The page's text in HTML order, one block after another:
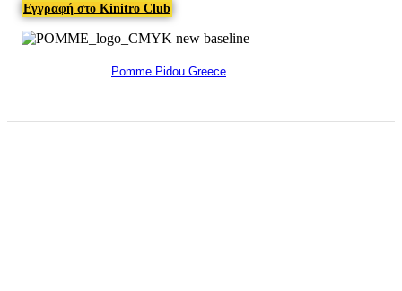
Εγγραφή στο Kinitro Club
Pomme Pidou Greece